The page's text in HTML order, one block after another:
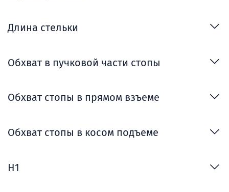
Длина стельки
Обхват в пучковой части стопы
Обхват стопы в прямом взъеме
Обхват стопы в косом подъеме
H1